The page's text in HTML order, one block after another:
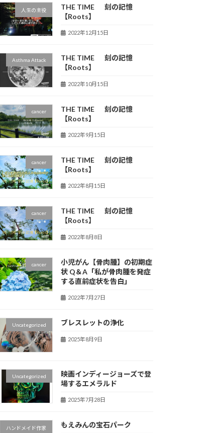
人生の主役
THE TIME 刻の記憶
【Roots】
2022年12月15日
Asthma Attack
THE TIME 刻の記憶
【Roots】
2022年10月15日
cancer
THE TIME 刻の記憶
【Roots】
2022年9月15日
cancer
THE TIME 刻の記憶
【Roots】
2022年8月15日
cancer
THE TIME 刻の記憶
【Roots】
2022年8月8日
cancer
小児がん【骨肉腫】の初期症
状 Q＆A「私が骨肉腫を発症
する直前症状を告白」
2022年7月27日
Uncategorized ブレスレットの浄化
2025年8月9日
Uncategorized
映画インディージョーズで登
場するエメラルド
2025年7月28日
ハンドメイド作家 もえみんの宝石パーク